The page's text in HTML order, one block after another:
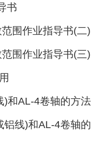
书
围作业指导书(二)
围作业指导书(三)
和AL-4卷轴的方
线)和AL-4卷轴